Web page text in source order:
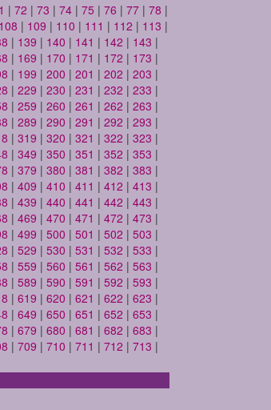
| 72 | 73 | 74 | 75 | 76 | 77 | 78 |
108 | 109 | 110 | 111 | 112 | 113 |
| 139 | 140 | 141 | 142 | 143 |
| 169 | 170 | 171 | 172 | 173 |
| 199 | 200 | 201 | 202 | 203 |
| 229 | 230 | 231 | 232 | 233 |
| 259 | 260 | 261 | 262 | 263 |
| 289 | 290 | 291 | 292 | 293 |
| 319 | 320 | 321 | 322 | 323 |
| 349 | 350 | 351 | 352 | 353 |
| 379 | 380 | 381 | 382 | 383 |
| 409 | 410 | 411 | 412 | 413 |
| 439 | 440 | 441 | 442 | 443 |
| 469 | 470 | 471 | 472 | 473 |
| 499 | 500 | 501 | 502 | 503 |
| 529 | 530 | 531 | 532 | 533 |
| 559 | 560 | 561 | 562 | 563 |
| 589 | 590 | 591 | 592 | 593 |
| 619 | 620 | 621 | 622 | 623 |
| 649 | 650 | 651 | 652 | 653 |
| 679 | 680 | 681 | 682 | 683 |
| 709 | 710 | 711 | 712 | 713 |